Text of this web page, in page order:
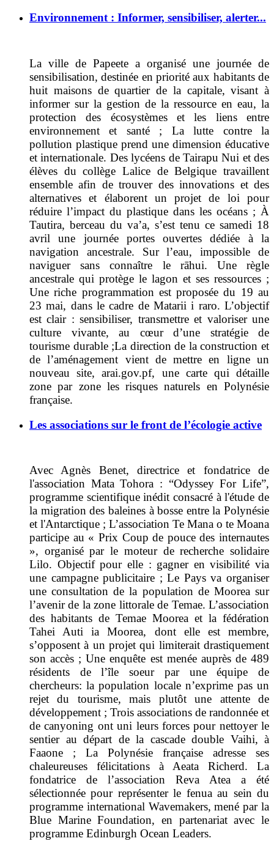
Environnement : Informer, sensibiliser, alerter...
La ville de Papeete a organisé une journée de
sensibilisation, destinée en priorité aux habitants de
huit maisons de quartier de la capitale, visant à
informer sur la gestion de la ressource en eau, la
protection des écosystèmes et les liens entre
environnement et santé ; La lutte contre la
pollution plastique prend une dimension éducative
et internationale. Des lycéens de Tairapu Nui et des
élèves du collège Lalice de Belgique travaillent
ensemble afin de trouver des innovations et des
alternatives et élaborent un projet de loi pour
réduire l’impact du plastique dans les océans ; À
Tautira, berceau du va’a, s’est tenu ce samedi 18
avril une journée portes ouvertes dédiée à la
navigation ancestrale. Sur l’eau, impossible de
naviguer sans connaître le rāhui. Une règle
ancestrale qui protège le lagon et ses ressources ;
Uneriche programmation est proposée du 19 au
23 mai, dans le cadre de Matarii i raro. L’objectif
est clair : sensibiliser, transmettre et valoriser une
culture vivante, au cœur d’une stratégie de
tourisme durable ;La direction de la construction et
de l’aménagement vient de mettre en ligne un
nouveau site, arai.gov.pf, une carte qui détaille
zone par zone les risques naturels en Polynésie
française.
Les associations sur le front de l’écologie active
Avec Agnès Benet, directrice et fondatrice de
l'association Mata Tohora : “Odyssey For Life”,
programme scientifique inédit consacré à l'étude de
la migration des baleines à bosse entre la Polynésie
et l'Antarctique ; L’association Te Mana o te Moana
participe au « Prix Coup de pouce des internautes
», organisé par le moteur de recherche solidaire
Lilo. Objectif pour elle : gagner en visibilité via
une campagne publicitaire ; Le Pays va organiser
une consultation de la population de Moorea sur
l’avenir de la zone littorale de Temae. L’association
des habitants de Temae Moorea et la fédération
Tahei Auti ia Moorea, dont elle est membre,
s’opposent à un projet qui limiterait drastiquement
son accès ; Une enquête est menée auprès de 489
résidents de l’île soeur par une équipe de
chercheurs: la population locale n’exprime pas un
rejet du tourisme, mais plutôt une attente de
développement ; Trois associations de randonnée et
de canyoning ont uni leurs forces pour nettoyer le
sentier au départ de la cascade double Vaihi, à
Faaone ; La Polynésie française adresse ses
chaleureuses félicitations à Aeata Richerd. La
fondatrice de l’association Reva Atea a été
sélectionnée pour représenter le fenua au sein du
programme international Wavemakers, mené par la
Blue Marine Foundation, en partenariat avec le
programme Edinburgh Ocean Leaders.